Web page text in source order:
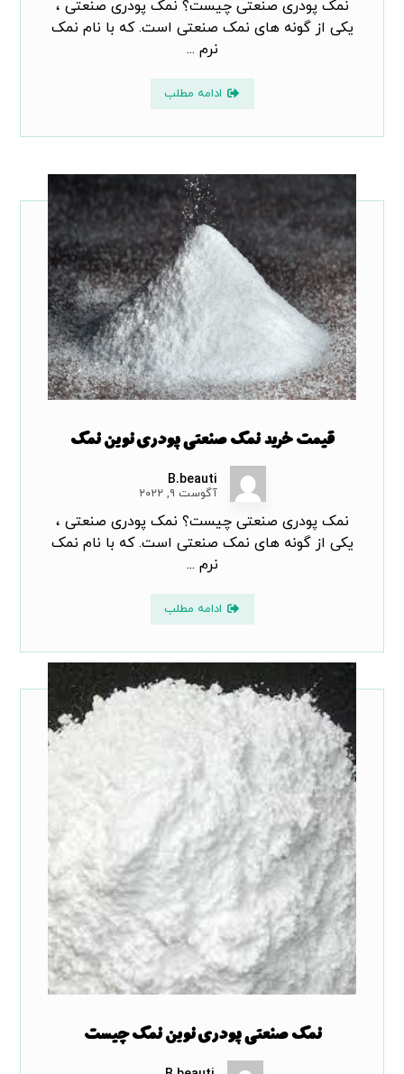
نمک پودری صنعتی چیست؟ نمک پودری صنعتی ،
یکی از گونه های نمک صنعتی است. که با نام نمک
نرم ...
ادامه مطلب
قیمت خرید نمک صنعتی پودری نوین نمک
B.beauti
آگوست ۹, ۲۰۲۲
نمک پودری صنعتی چیست؟ نمک پودری صنعتی ،
یکی از گونه های نمک صنعتی است. که با نام نمک
نرم ...
ادامه مطلب
نمک صنعتی پودری نوین نمک چیست